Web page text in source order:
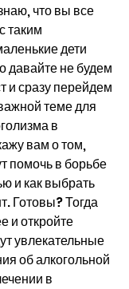
что вы все
таким
дети
давайте не будем
и сразу перейдем
теме для
в
вам о том,
помочь в борьбе
и как выбрать
Готовы? Тогда
и откройте
увлекательные
об алкогольной
в